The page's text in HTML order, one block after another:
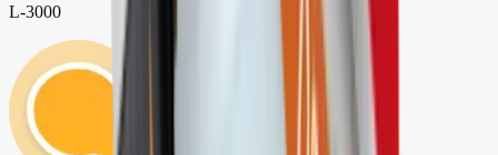
L-3000